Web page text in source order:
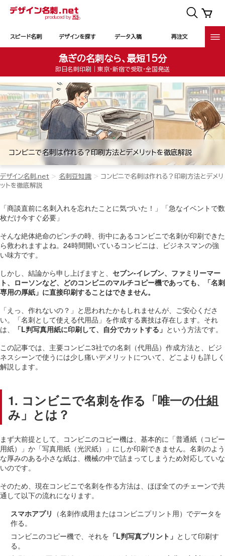
スピード名刺 デザインを探す データ入稿 再注文
急ぎの名刺なら、最短15分
即日名刺印刷｜東京・新宿で受取・全国発送
コンビニで名刺は作れる？印刷方法とデメリットを徹底解説
デザイン名刺.net 名刺豆知識
コンビニで名刺は作れる？印刷方法とデメリ
ットを徹底解説
「商談直前に名刺入れを忘れたことに気づいた！」「急なイベントで数
枚だけ今すぐ必要」
そんな絶体絶命のピンチの時、街中にあるコンビニで名刺が印刷できた
ら救われますよね。24時間開いているコンビニは、ビジネスマンの強
い味方です。
しかし、結論から申し上げますと、 セブン-イレブン、ファミリーマー
ト、ローソンなど、どのコンビニのマルチコピー機であっても、「名刺
専用の厚紙」に直接印刷することはできません。
「えっ、作れないの？」と思われたかもしれませんが、ご安心くださ
い。「名刺として使える代用品」を作成する裏技は存在します。それ
は、
「L判写真用紙に印刷して、自分でカットする」 という方法です。
この記事では、主要コンビニ3社での名刺（代用品）作成方法と、ビジ
ネスシーンで使うには少し痛いデメリットについて、どこよりも詳しく
解説します。
1. コンビニで名刺を作る「唯一の仕組
み」とは？
まず大前提として、コンビニのコピー機は、基本的に「普通紙（コピー
用紙）」か「写真用紙（光沢紙）」にしか印刷できません。名刺のよう
な厚みのある小さな紙は、機械の中で詰まってしまうため対応していな
いのです。
そのため、現在コンビニで名刺を作る方法は、ほぼ全てのチェーンで共
通して以下の流れになります。
スマホアプリ （名刺作成用またはコンビニプリント用）でデータを
作る。
コンビニのコピー機で、それを 「L判写真プリント」 として印刷す
る。